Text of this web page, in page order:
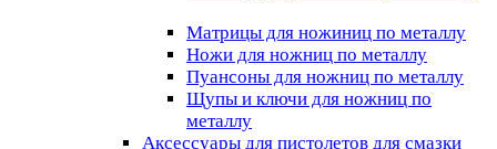
Матрицы для ножиниц по металлу
Ножи для ножниц по металлу
Пуансоны для ножниц по металлу
Щупы и ключи для ножниц по
металлу
Аксессуары для пистолетов для смазки